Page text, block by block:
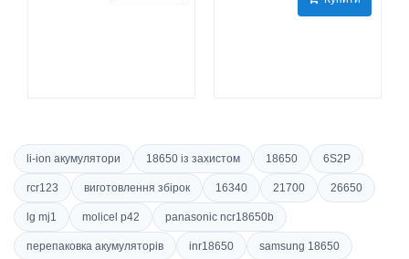
li-ion акумулятори 18650 із захистом 18650 6S2P
rcr123 виготовлення збірок 16340 21700 26650
lg mj1 molicel p42 panasonic ncr18650b
перепаковка акумуляторів inr18650 samsung 18650